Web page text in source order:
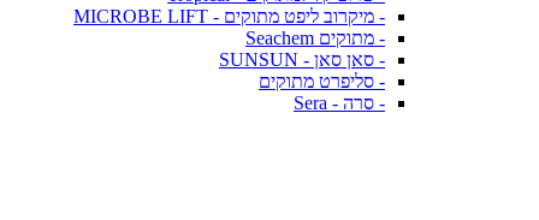
- מיקרוב ליפט מתוקים - MICROBE LIFT
- מתוקים Seachem
- סאן סאן - SUNSUN
- סליפרט מתוקים
- סרה - Sera